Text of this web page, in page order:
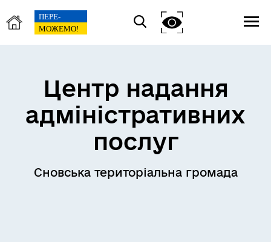
Центр надання
адміністративних
послуг
Сновська територіальна громада